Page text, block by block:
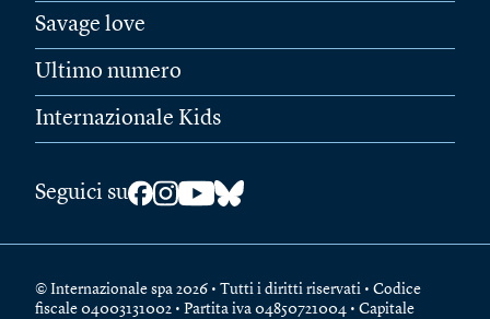
Savage love
Ultimo numero
Internazionale Kids
Seguici su
© Internazionale spa 2026 • Tutti i diritti riservati • Codice
fiscale 04003131002 • Partita iva 04850721004 • Capitale